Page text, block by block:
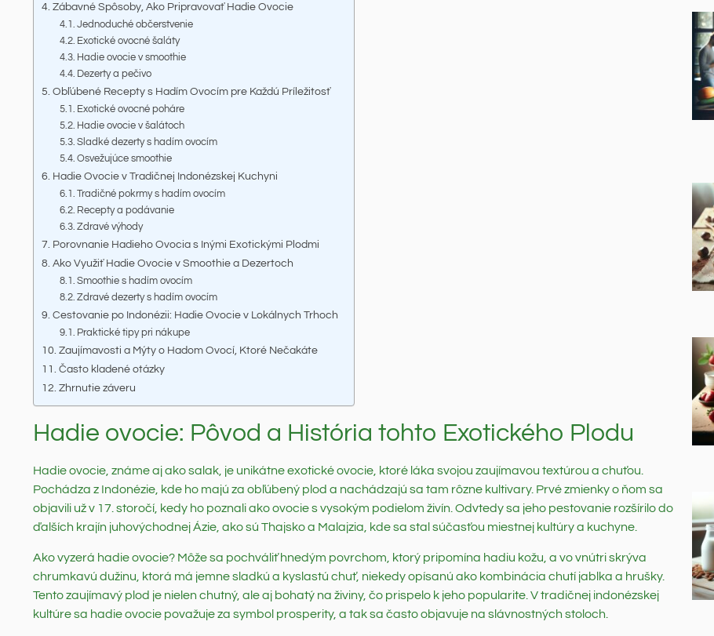
Zábavné Spôsoby, Ako Pripravovať Hadie Ovocie
Jednoduché občerstvenie
Exotické ovocné šaláty
Hadie ovocie v smoothie
Dezerty a pečivo
Obľúbené Recepty s Hadím Ovocím pre Každú Príležitosť
Exotické ovocné poháre
Hadie ovocie v šalátoch
Sladké dezerty s hadím ovocím
Osvežujúce smoothie
Hadie Ovocie v Tradičnej Indonézskej Kuchyni
Tradičné pokrmy s hadím ovocím
Recepty a podávanie
Zdravé výhody
Porovnanie Hadieho Ovocia s Inými Exotickými Plodmi
Ako Využiť Hadie Ovocie v Smoothie a Dezertoch
Smoothie s hadím ovocím
Zdravé dezerty s hadím ovocím
Cestovanie po Indonézii: Hadie Ovocie v Lokálnych Trhoch
Praktické tipy pri nákupe
Zaujímavosti a Mýty o Hadom Ovocí, Ktoré Nečakáte
Často kladené otázky
Zhrnutie záveru
Hadie ovocie: Pôvod a História tohto Exotického Plodu
Hadie ovocie, známe aj ako salak, je unikátne exotické ovocie, ktoré láka svojou zaujímavou textúrou a chuťou.
Pochádza z Indonézie, kde ho majú za obľúbený plod a nachádzajú sa tam rôzne kultivary. Prvé zmienky o ňom sa
objavili už v 17. storočí, kedy ho poznali ako ovocie s vysokým podielom živín. Odvtedy sa jeho pestovanie rozšírilo do
ďalších krajín juhovýchodnej Ázie, ako sú Thajsko a Malajzia, kde sa stal súčasťou miestnej kultúry a kuchyne.
Ako vyzerá hadie ovocie? Môže sa pochváliť hnedým povrchom, ktorý pripomína hadiu kožu, a vo vnútri skrýva
chrumkavú dužinu, ktorá má jemne sladkú a kyslastú chuť, niekedy opísanú ako kombinácia chutí jablka a hrušky.
Tento zaujímavý plod je nielen chutný, ale aj bohatý na živiny, čo prispelo k jeho popularite. V tradičnej indonézskej
kultúre sa hadie ovocie považuje za symbol prosperity, a tak sa často objavuje na slávnostných stoloch.